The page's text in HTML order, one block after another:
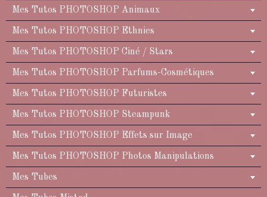
Mes Tutos PHOTOSHOP Animaux
Mes Tutos PHOTOSHOP Ethnies
Mes Tutos PHOTOSHOP Ciné / Stars
Mes Tutos PHOTOSHOP Parfums-Cosmétiques
Mes Tutos PHOTOSHOP Futuristes
Mes Tutos PHOTOSHOP Steampunk
Mes Tutos PHOTOSHOP Effets sur Image
Mes Tutos PHOTOSHOP Photos Manipulations
Mes Tubes